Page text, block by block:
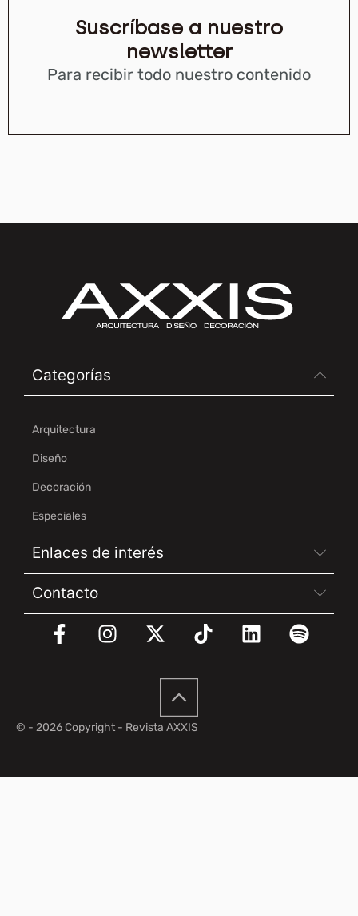
Suscríbase a nuestro
newsletter
Para recibir todo nuestro contenido
Categorías
Arquitectura
Diseño
Decoración
Especiales
Enlaces de interés
Contacto
© - 2026 Copyright - Revista AXXIS